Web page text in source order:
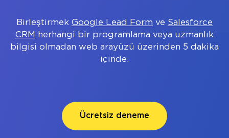
Birleştirmek Google Lead Form ve Salesforce
CRM
herhangi bir programlama veya uzmanlık
bilgisi olmadan web arayüzü üzerinden 5 dakika
içinde.
Ücretsiz deneme